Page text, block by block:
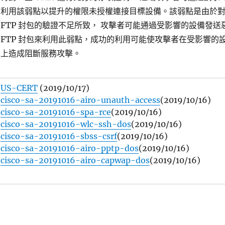
利用該弱點以提升的權限未授權連接目標設備。該弱點是由於對
FTP 封包的驗證不足所致， 攻擊者可能通過受影響的設備發送
FTP 封包來利用此弱點，成功的利用可能使攻擊者在受影響的
上造成阻斷服務攻擊。
US-CERT(2019/10/17)
cisco-sa-20191016-airo-unauth-access(2019/10/16)
cisco-sa-20191016-spa-rce(2019/10/16)
cisco-sa-20191016-wlc-ssh-dos(2019/10/16)
cisco-sa-20191016-sbss-csrf(2019/10/16)
cisco-sa-20191016-airo-pptp-dos(2019/10/16)
cisco-sa-20191016-airo-capwap-dos(2019/10/16)